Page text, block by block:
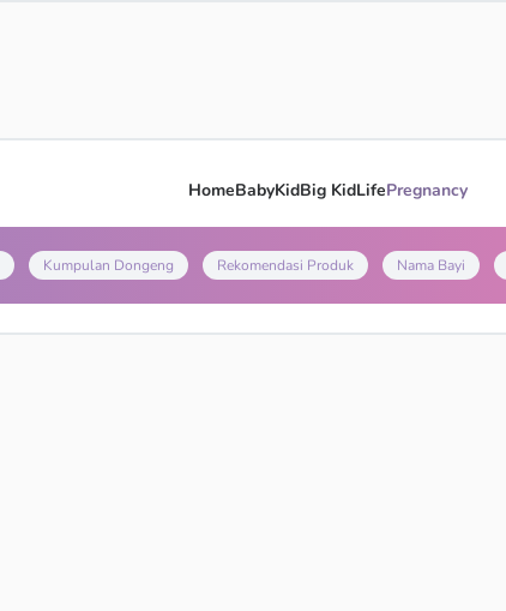
HomeBabyKidBig KidLifePregnancy
Kumpulan Dongeng Rekomendasi Produk Nama Bayi